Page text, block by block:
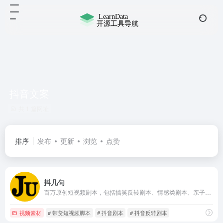
排序 发布 更新 浏览 点赞
抖几句
视频素材 # 带货短视频脚本 # 抖音剧本 # 抖音反转剧本